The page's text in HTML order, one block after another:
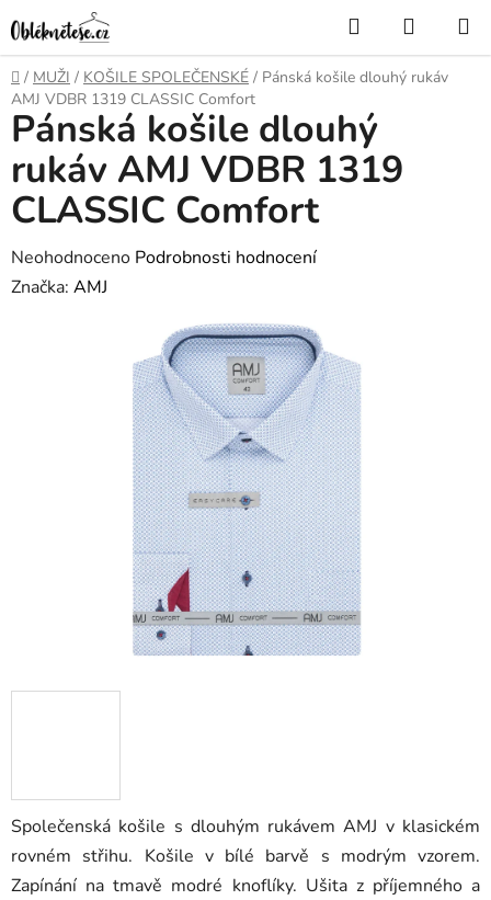
na
obsah
Hledat
KOŠÍK
Domů
/ MUŽI / KOŠILE SPOLEČENSKÉ / Pánská košile dlouhý rukáv
AMJ VDBR 1319 CLASSIC Comfort
Společenská košile s dlouhým rukávem AMJ v klasickém
rovném střihu. Košile v bílé barvě s modrým vzorem.
Zapínání na tmavě modré knoflíky. Ušita z příjemného a
Pánská košile dlouhý
rukáv AMJ VDBR 1319
CLASSIC Comfort
Průměrné
hodnocení
Neohodnoceno Podrobnosti hodnocení
Značka: AMJ